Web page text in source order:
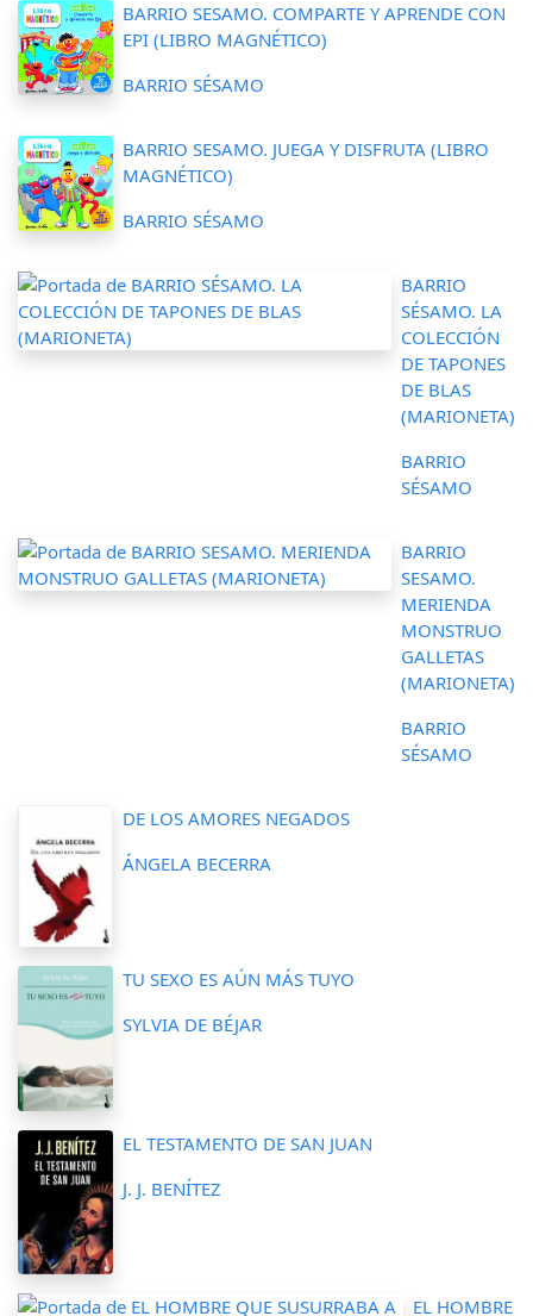
BARRIO SESAMO. COMPARTE Y APRENDE CON
EPI (LIBRO MAGNÉTICO)
BARRIO SÉSAMO
BARRIO SESAMO. JUEGA Y DISFRUTA (LIBRO
MAGNÉTICO)
BARRIO SÉSAMO
BARRIO
SÉSAMO. LA
COLECCIÓN
DE TAPONES
DE BLAS
(MARIONETA)
BARRIO
SÉSAMO
BARRIO
SESAMO.
MERIENDA
MONSTRUO
GALLETAS
(MARIONETA)
BARRIO
SÉSAMO
DE LOS AMORES NEGADOS
ÁNGELA BECERRA
TU SEXO ES AÚN MÁS TUYO
SYLVIA DE BÉJAR
EL TESTAMENTO DE SAN JUAN
J. J. BENÍTEZ
EL HOMBRE